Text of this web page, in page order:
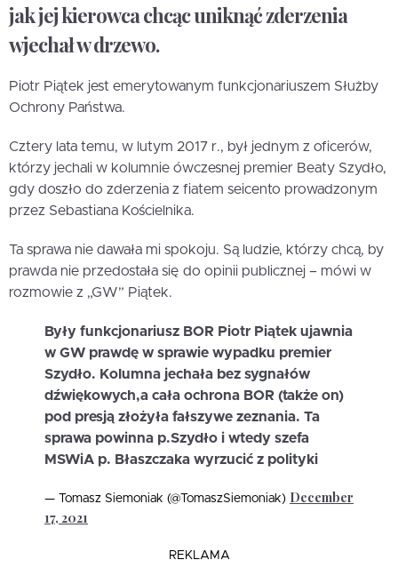
jak jej kierowca chcąc uniknąć zderzenia
wjechał w drzewo.
Piotr Piątek jest emerytowanym funkcjonariuszem Służby
Ochrony Państwa.
Cztery lata temu, w lutym 2017 r., był jednym z oficerów,
którzy jechali w kolumnie ówczesnej premier Beaty Szydło,
gdy doszło do zderzenia z fiatem seicento prowadzonym
przez Sebastiana Kościelnika.
Ta sprawa nie dawała mi spokoju. Są ludzie, którzy chcą, by
prawda nie przedostała się do opinii publicznej – mówi w
rozmowie z „GW” Piątek.
Były funkcjonariusz BOR Piotr Piątek ujawnia
w GW prawdę w sprawie wypadku premier
Szydło. Kolumna jechała bez sygnałów
dźwiękowych,a cała ochrona BOR (także on)
pod presją złożyła fałszywe zeznania. Ta
sprawa powinna p.Szydło i wtedy szefa
MSWiA p. Błaszczaka wyrzucić z polityki
— Tomasz Siemoniak (@TomaszSiemoniak) December
17, 2021
REKLAMA